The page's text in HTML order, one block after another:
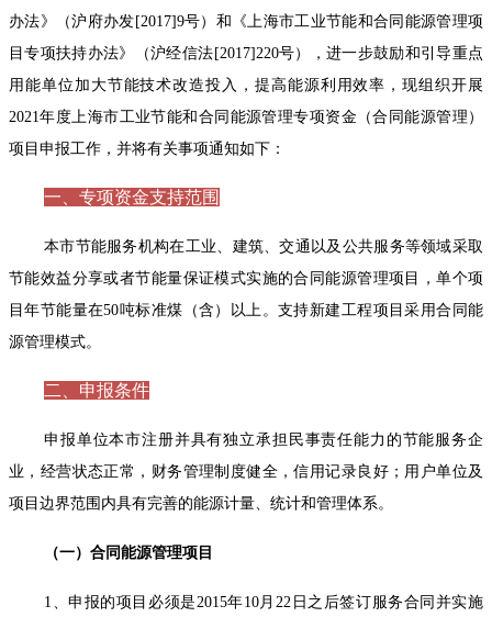
办法》（沪府办发[2017]9号）和《上海市工业节能和合同能源管理项
目专项扶持办法》（沪经信法[2017]220号），进一步鼓励和引导重点
用能单位加大节能技术改造投入，提高能源利用效率，现组织开展
2021年度上海市工业节能和合同能源管理专项资金（合同能源管理）
项目申报工作，并将有关事项通知如下：
一、专项资金支持范围
本市节能服务机构在工业、建筑、交通以及公共服务等领域采取
节能效益分享或者节能量保证模式实施的合同能源管理项目，单个项
目年节能量在50吨标准煤（含）以上。支持新建工程项目采用合同能
源管理模式。
二、申报条件
申报单位本市注册并具有独立承担民事责任能力的节能服务企
业，经营状态正常，财务管理制度健全，信用记录良好；用户单位及
项目边界范围内具有完善的能源计量、统计和管理体系。
（一）合同能源管理项目
1、申报的项目必须是2015年10月22日之后签订服务合同并实施